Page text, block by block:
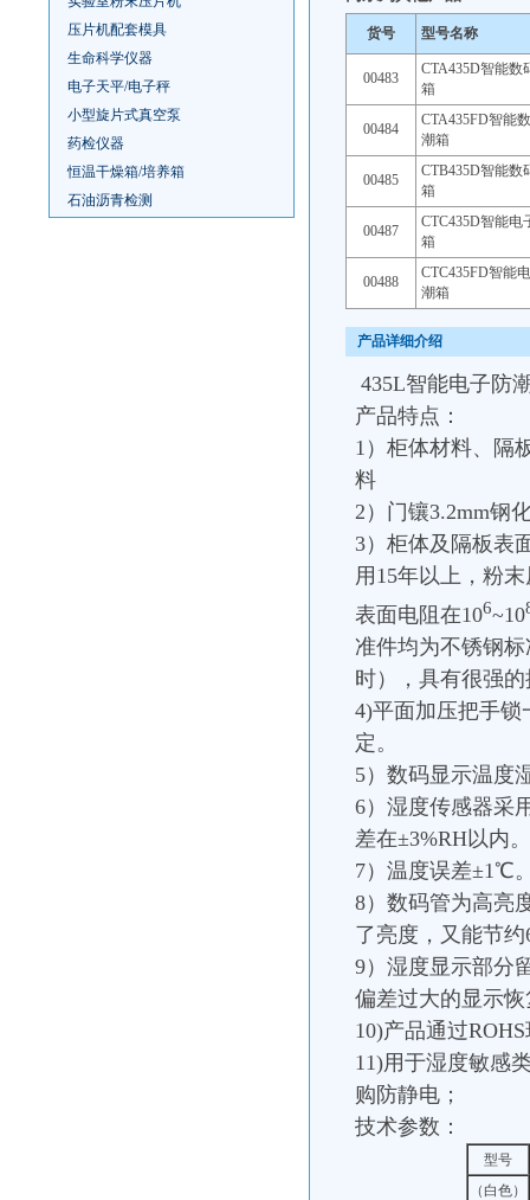
压片机配套模具
生命科学仪器
电子天平/电子秤
小型旋片式真空泵
药检仪器
恒温干燥箱/培养箱
石油沥青检测
货号 型号名称
00483
CTA435D智能数
箱
00484
CTA435FD智能
潮箱
00485
CTB435D智能数
箱
00487
CTC435D智能电
箱
00488
CTC435FD智能
潮箱
产品详细介绍
435L智能电子防
产品特点：
1）柜体材料、隔
料
2）门镶3.2mm钢
3）柜体及隔板表
用15年以上，粉
表面电阻在106~10
准件均为不锈钢
时），具有很强
4)平面加压把手
定。
5）数码显示温度
6）湿度传感器采
差在±3%RH以内
7）温度误差±1℃
8）数码管为高亮
了亮度，又能节
9）湿度显示部分
偏差过大的显示
10)产品通过
11)用于湿度敏感
购防静电；
技术参数：
型号
（白色）